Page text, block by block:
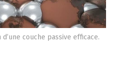
couche passive efficace.